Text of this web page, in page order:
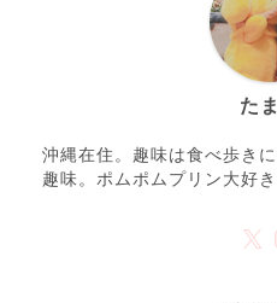
た
沖縄在住。趣味は食べ歩き
趣味。ポムポムプリン大好き